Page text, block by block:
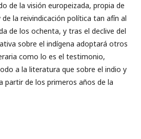
de la visión europeizada, propia de
la reivindicación política tan afín al
de los ochenta, y tras el declive del
sobre el indígena adoptará otros
como lo es el testimonio,
a la literatura que sobre el indio y
partir de los primeros años de la